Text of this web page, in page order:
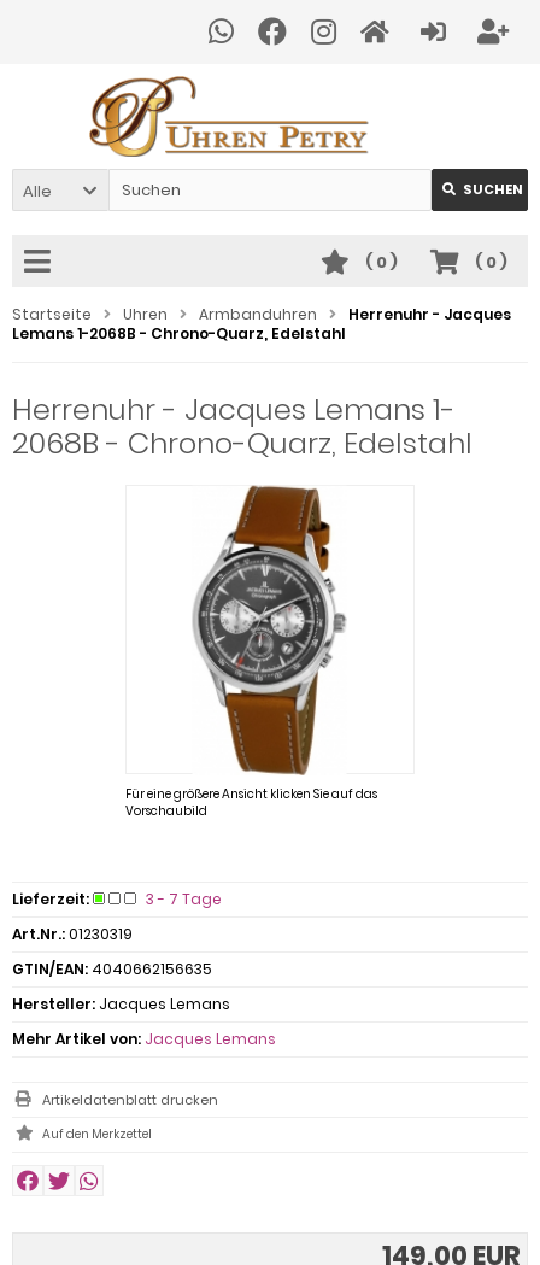
Alle SUCHEN
( 0)
( 0)
Startseite Uhren Armbanduhren
Herrenuhr - Jacques
Lemans 1-2068B - Chrono-Quarz, Edelstahl
Herrenuhr - Jacques Lemans 1-
2068B - Chrono-Quarz, Edelstahl
Für eine größere Ansicht klicken Sie auf das
Vorschaubild
149,00 EUR
Lieferzeit:
3 - 7 Tage
Art.Nr.:01230319
GTIN/EAN: 4040662156635
Hersteller: Jacques Lemans
Mehr Artikel von: Jacques Lemans
Artikeldatenblatt drucken